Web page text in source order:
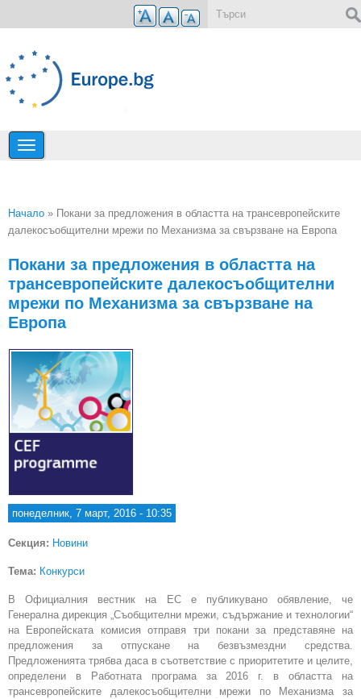
Премини към основното съдържание
Вие сте тук
Начало » Покани за предложения в областта на трансевропейските
далекосъобщителни мрежи по Механизма за свързване на Европа
Покани за предложения в областта на
трансевропейските далекосъобщителни
мрежи по Механизма за свързване на
Европа
понеделник, 7 март, 2016 - 10:35
Секция: Новини
Тема: Конкурси
В Официалния вестник на ЕС е публикувано обявление, че
Генерална дирекция „Съобщителни мрежи, съдържание и технологии“
на Европейската комисия отправя три покани за представяне на
предложения за отпускане на безвъзмездни средства.
Предложенията трябва даса в съответствие с приоритетите и целите,
определени в Работната програма за 2016 г. в областта на
трансевропейските далекосъобщителни мрежи по Механизма за